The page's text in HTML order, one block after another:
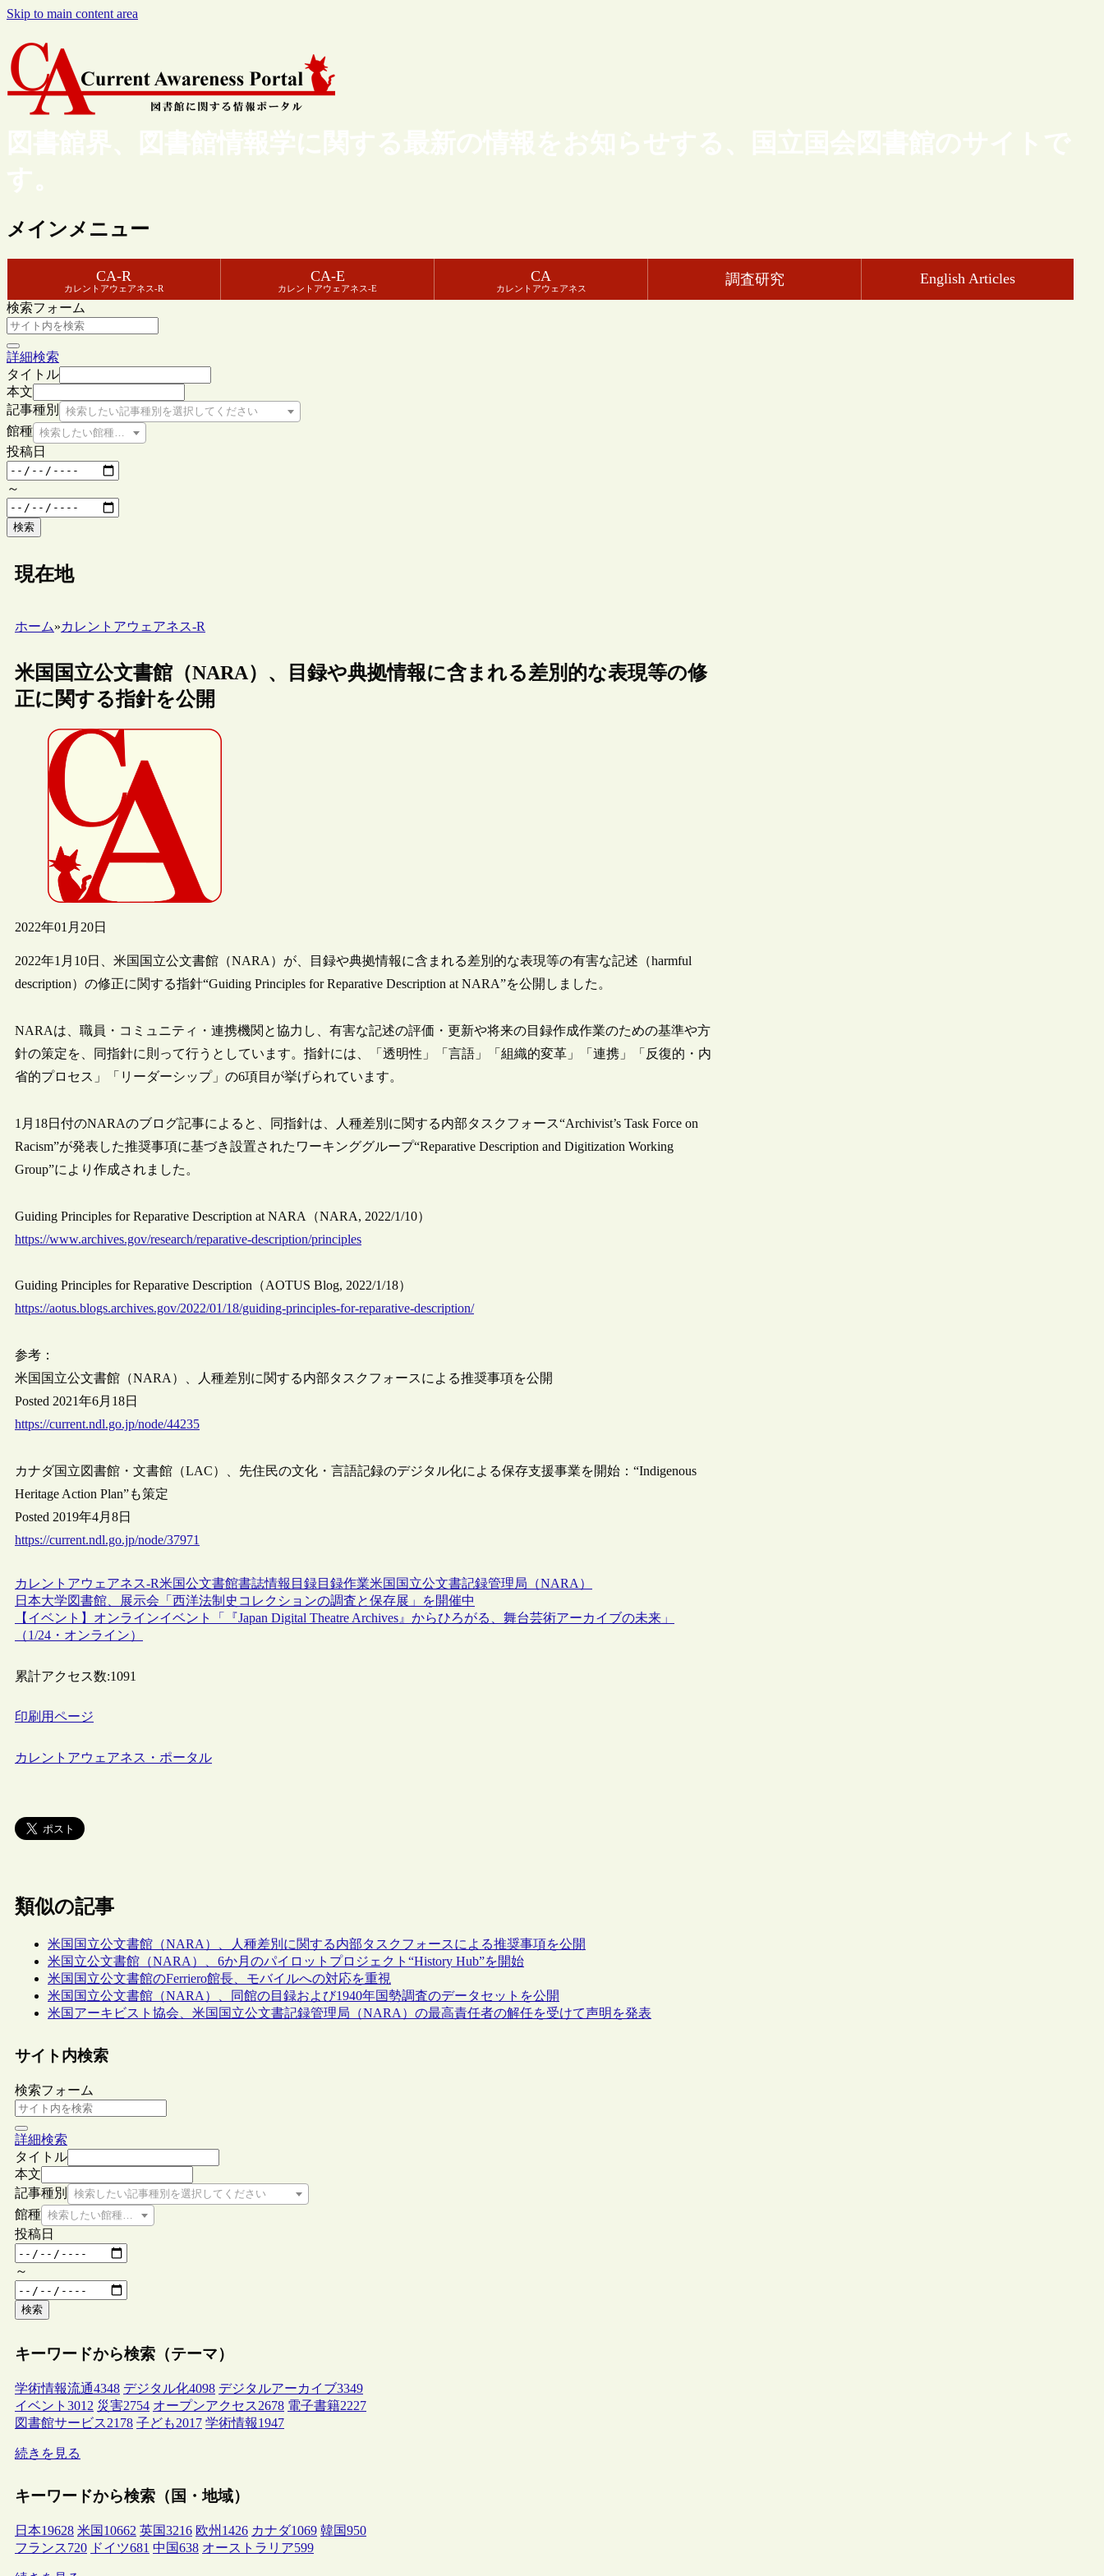
Skip to main content area
図書館界、図書館情報学に関する最新の情報をお知らせする、国立国会図書館のサイトで
す。
メインメニュー
CA-R
カレントアウェアネス-R
CA-E
カレントアウェアネス-E
CA
カレントアウェアネス
調査研究 English Articles
検索フォーム
詳細検索
タイトル
本文
記事種別
検索したい記事種別を選択してください
館種 検索したい館種を選択してください
投稿日
～
検索
現在地
ホーム»カレントアウェアネス-R
米国国立公文書館（NARA）、目録や典拠情報に含まれる差別的な表現等の修
正に関する指針を公開
2022年01月20日
2022年1月10日、米国国立公文書館（NARA）が、目録や典拠情報に含まれる差別的な表現等の有害な記述（harmful
description）の修正に関する指針“Guiding Principles for Reparative Description at NARA”を公開しました。
NARAは、職員・コミュニティ・連携機関と協力し、有害な記述の評価・更新や将来の目録作成作業のための基準や方
針の策定を、同指針に則って行うとしています。指針には、「透明性」「言語」「組織的変革」「連携」「反復的・内
省的プロセス」「リーダーシップ」の6項目が挙げられています。
1月18日付のNARAのブログ記事によると、同指針は、人種差別に関する内部タスクフォース“Archivist’s Task Force on
Racism”が発表した推奨事項に基づき設置されたワーキンググループ“Reparative Description and Digitization Working
Group”により作成されました。
Guiding Principles for Reparative Description at NARA（NARA, 2022/1/10）
https://www.archives.gov/research/reparative-description/principles
Guiding Principles for Reparative Description（AOTUS Blog, 2022/1/18）
https://aotus.blogs.archives.gov/2022/01/18/guiding-principles-for-reparative-description/
参考：
米国国立公文書館（NARA）、人種差別に関する内部タスクフォースによる推奨事項を公開
Posted 2021年6月18日
https://current.ndl.go.jp/node/44235
カナダ国立図書館・文書館（LAC）、先住民の文化・言語記録のデジタル化による保存支援事業を開始：“Indigenous
Heritage Action Plan”も策定
Posted 2019年4月8日
https://current.ndl.go.jp/node/37971
カレントアウェアネス-R米国公文書館書誌情報 目録目録作業米国国立公文書記録管理局（NARA）
日本大学図書館、展示会「西洋法制史コレクションの調査と保存展」を開催中
【イベント】オンラインイベント「『Japan Digital Theatre Archives』からひろがる、舞台芸術アーカイブの未来」
（1/24・オンライン）
累計アクセス数:1091
印刷用ページ
カレントアウェアネス・ポータル
類似の記事
米国国立公文書館（NARA）、人種差別に関する内部タスクフォースによる推奨事項を公開
米国立公文書館（NARA）、6か月のパイロットプロジェクト“History Hub”を開始
米国国立公文書館のFerriero館長、モバイルへの対応を重視
米国国立公文書館（NARA）、同館の目録および1940年国勢調査のデータセットを公開
米国アーキビスト協会、米国国立公文書記録管理局（NARA）の最高責任者の解任を受けて声明を発表
サイト内検索
検索フォーム
詳細検索
タイトル
本文
記事種別
検索したい記事種別を選択してください
館種 検索したい館種を選択してください
投稿日
～
検索
キーワードから検索（テーマ）
学術情報流通4348 デジタル化4098 デジタルアーカイブ3349
イベント 3012 災害2754 オープンアクセス2678 電子書籍2227
図書館サービス2178 子ども2017 学術情報1947
続きを見る
キーワードから検索（国・地域）
日本19628 米国 10662 英国3216 欧州 1426 カナダ1069 韓国950
フランス720 ドイツ681 中国638 オーストラリア599